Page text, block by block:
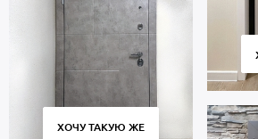
ХОЧУ ТАКУЮ ЖЕ